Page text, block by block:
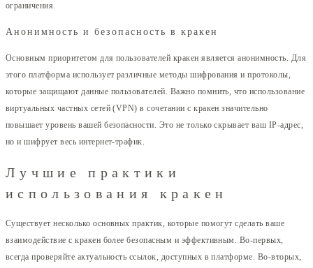
ограничения.
Анонимность и безопасность в кракен
Основным приоритетом для пользователей кракен является анонимность. Для
этого платформа использует различные методы шифрования и протоколы,
которые защищают данные пользователей. Важно помнить, что использование
виртуальных частных сетей (VPN) в сочетании с кракен значительно
повышает уровень вашей безопасности. Это не только скрывает ваш IP-адрес,
но и шифрует весь интернет-трафик.
Лучшие практики
использования кракен
Существует несколько основных практик, которые помогут сделать ваше
взаимодействие с кракен более безопасным и эффективным. Во-первых,
всегда проверяйте актуальность ссылок, доступных в платформе. Во-вторых,